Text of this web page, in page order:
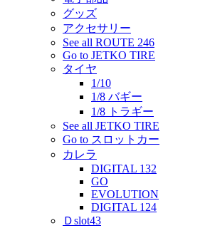
グッズ
アクセサリー
See all ROUTE 246
Go to JETKO TIRE
タイヤ
1/10
1/8 バギー
1/8 トラギー
See all JETKO TIRE
Go to スロットカー
カレラ
DIGITAL 132
GO
EVOLUTION
DIGITAL 124
Ｄslot43